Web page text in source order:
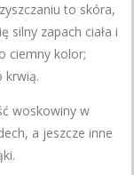
to skóra,
silny zapach ciała i
ciemny kolor;
krwią.
woskowiny w
a jeszcze inne